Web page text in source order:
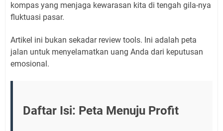
kompas yang menjaga kewarasan kita di tengah gila-nya
fluktuasi pasar.
Artikel ini bukan sekadar review tools. Ini adalah peta
jalan untuk menyelamatkan uang Anda dari keputusan
emosional.
Daftar Isi: Peta Menuju Profit